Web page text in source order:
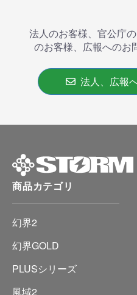
法人のお客様、官公庁
のお客様、広報へのお
法人、広報
商品カテゴリ
幻界2
幻界GOLD
PLUSシリーズ
風域2